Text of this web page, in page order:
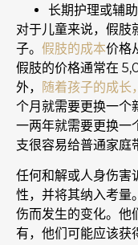
长期护理或辅
对于儿童来说，假肢
子。 假肢的成本价格
假肢的价格通常在
外，
随着孩子的成长
个月就需要更换一个
一两年就需要更换一
支很容易给普通家庭
任何和解或人身伤害
性，并将其纳入考量
伤而发生的变化。他
有，他们可能应该获